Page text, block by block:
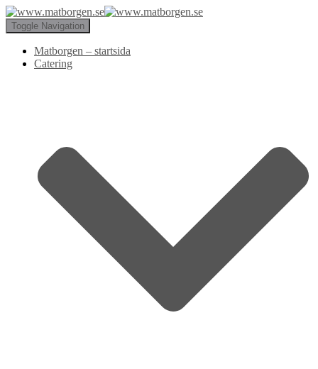
Toggle Navigation
Matborgen – startsida
Catering